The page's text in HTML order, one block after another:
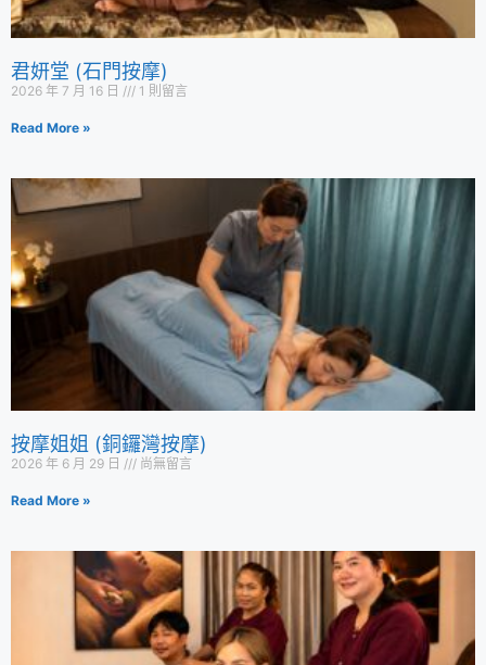
君妍堂 (石門按摩)
2026 年 7 月 16 日 1 則留言
Read More »
按摩姐姐 (銅鑼灣按摩)
2026 年 6 月 29 日 尚無留言
Read More »